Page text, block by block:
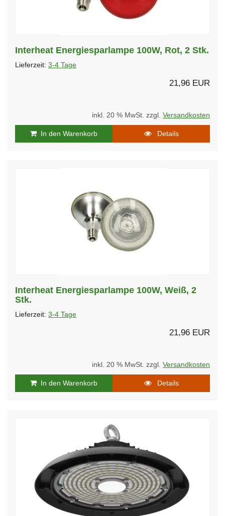
Interheat Energiesparlampe 100W, Rot, 2 Stk.
Lieferzeit: 3-4 Tage
21,96 EUR
inkl. 20 % MwSt. zzgl. Versandkosten
In den Warenkorb Details
Interheat Energiesparlampe 100W, Weiß, 2
Stk.
Lieferzeit: 3-4 Tage
21,96 EUR
inkl. 20 % MwSt. zzgl. Versandkosten
In den Warenkorb Details